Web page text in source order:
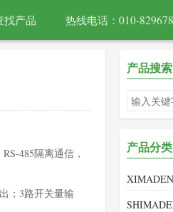
找产品 热线电话：010-
485隔离通信，
；3路开关量输
产品搜索
产品分类
XIMADEN